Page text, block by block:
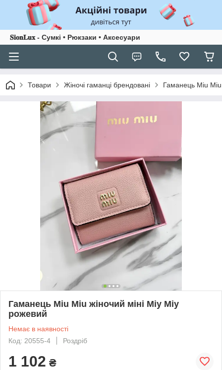
𝐒𝐢𝐨𝐧𝐋𝐮𝐱 - Сумкі • Рюкзаки • Аксесуари
Товари Жіночі гаманці брендовані Гаманець Miu Miu
Гаманець Miu Miu жіночий міні Міу Міу
рожевий
Немає в наявності
Код: 20555-4
Роздріб
1 102 ₴